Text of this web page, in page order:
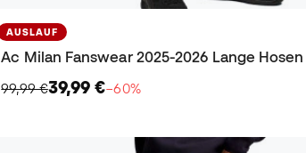
AUSLAUF
Ac Milan Fanswear 2025-2026 Lange Hosen
99,99 €39,99 €−60%